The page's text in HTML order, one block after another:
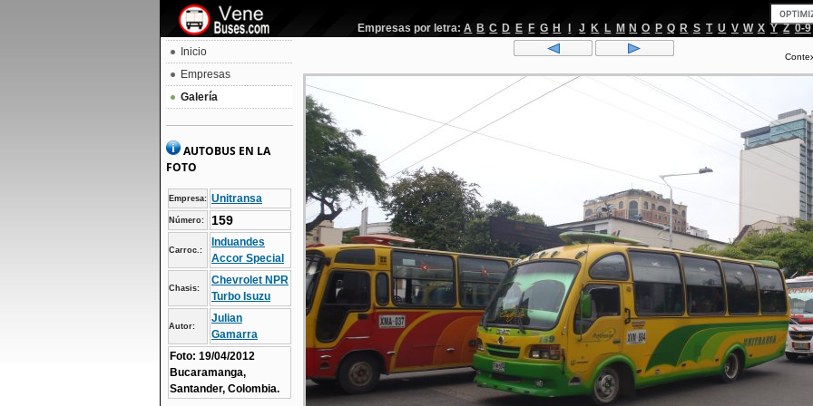
Empresas por letra: A B C D E F G H J K L M N O P Q R S T U V W X Y Z 0-9
Inicio
Empresas
Galería
AUTOBUS EN LA
FOTO
Empresa: Unitransa
Número: 159
Carroc.:
Induandes
Accor Special
Chasis:
Chevrolet NPR
Turbo Isuzu
Autor:
Julian
Gamarra
Foto: 19/04/2012
Bucaramanga,
Santander, Colombia.